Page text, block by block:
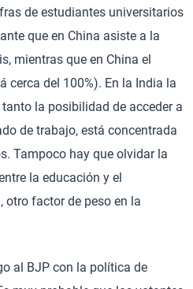
de estudiantes universitarios
que en China asiste a la
mientras que en China el
cerca del 100%). En la India la
la posibilidad de acceder a
de trabajo, está concentrada
Tampoco hay que olvidar la
la educación y el
otro factor de peso en la
al BJP con la política de